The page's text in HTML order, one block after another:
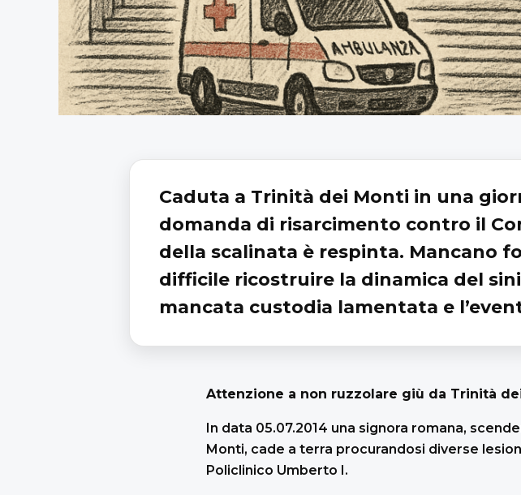
Caduta a Trinità dei Monti in una
domanda di risarcimento contro il
della scalinata è respinta. Mancano
difficile ricostruire la dinamica del
mancata custodia lamentata e
Attenzione a non ruzzolare giù da Trinità
In data 05.07.2014 una signora romana,
Monti, cade a terra procurandosi diverse
Policlinico Umberto I.